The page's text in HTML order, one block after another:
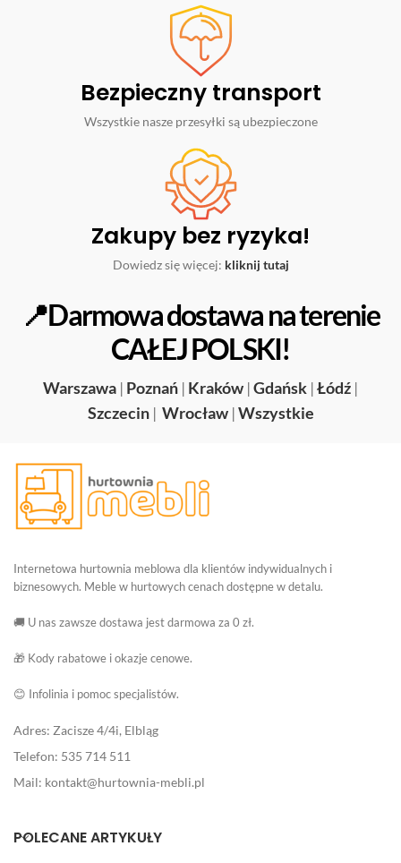
Bezpieczny transport
Wszystkie nasze przesyłki są ubezpieczone
Zakupy bez ryzyka!
Dowiedz się więcej: kliknij tutaj
📍Darmowa dostawa na terenie
CAŁEJ POLSKI!
Warszawa | Poznań | Kraków |Gdańsk |Łódź |
Szczecin | Wrocław |Wszystkie
Internetowa hurtownia meblowa dla klientów indywidualnych i
biznesowych. Meble w hurtowych cenach dostępne w detalu.
🚚 U nas zawsze dostawa jest darmowa za 0 zł.
🎁 Kody rabatowe i okazje cenowe.
😊 Infolinia i pomoc specjalistów.
Adres: Zacisze 4/4i, Elbląg
Telefon: 535 714 511
Mail: kontakt@hurtownia-mebli.pl
POLECANE ARTYKUŁY